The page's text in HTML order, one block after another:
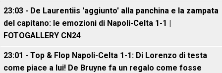
23:03 - De Laurentiis 'aggiunto' alla panchina e la zampata
del capitano: le emozioni di Napoli-Celta 1-1 |
FOTOGALLERY CN24
23:01 - Top & Flop Napoli-Celta 1-1: Di Lorenzo di testa
come piace a lui! De Bruyne fa un regalo come fosse